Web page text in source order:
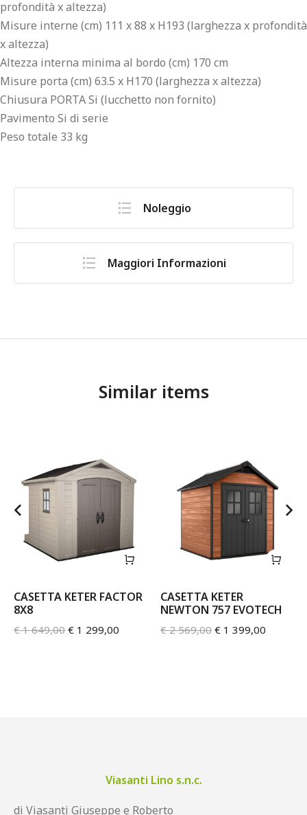
profondità x altezza)
Misure interne (cm) 111 x 88 x H193 (larghezza x profondità
x altezza)
Altezza interna minima al bordo (cm) 170 cm
Misure porta (cm) 63.5 x H170 (larghezza x altezza)
Chiusura PORTA Si (lucchetto non fornito)
Pavimento Si di serie
Peso totale 33 kg
Noleggio
Maggiori Informazioni
Similar items
CASETTA KETER FACTOR
8X8
€1 649,00 € 1 299,00
CASETTA KETER
NEWTON 757 EVOTECH
€2 569,00 € 1 399,00
Viasanti Lino s.n.c.
di Viasanti Giuseppe e Roberto